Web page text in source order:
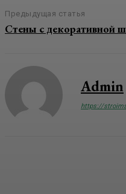
Предыдущая статья
Стены с декоративной
Admin
https://